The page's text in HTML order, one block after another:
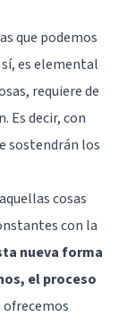
que podemos
es elemental
requiere de
Es decir, con
sostendrán los
cosas
con la
nueva forma
el proceso
ofrecemos